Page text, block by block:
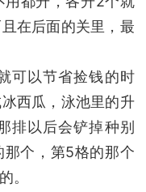
在后面的关里，最
可以节省捡钱的时
西瓜，泳池里的升
排以后会铲掉种别
个，第5格的那个
。